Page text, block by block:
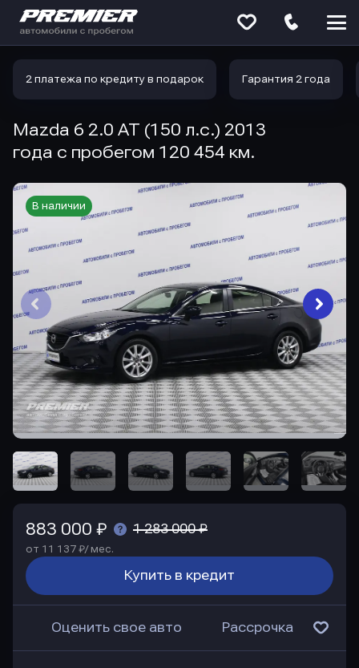
2 платежа по кредиту в подарок Гарантия 2 года
Mazda 6 2.0 AT (150 л.с.) 2013
года с пробегом 120 454 км.
В наличии
883 000 ₽ 1 283 000 ₽
от 11 137 ₽/ мес.
Купить в кредит
Оценить свое авто Рассрочка